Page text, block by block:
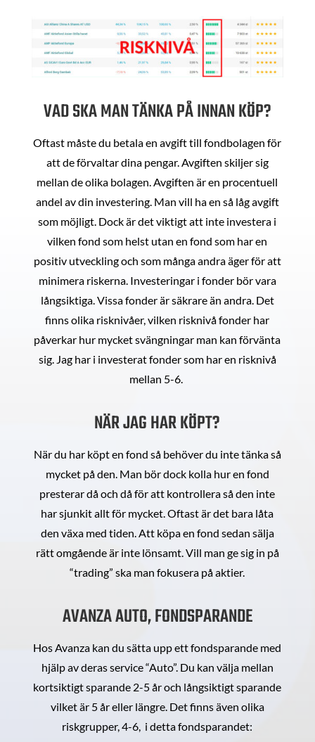
VAD SKA MAN TÄNKA PÅ INNAN KÖP?
Oftast måste du betala en avgift till fondbolagen för
att de förvaltar dina pengar. Avgiften skiljer sig
mellan de olika bolagen. Avgiften är en procentuell
andel av din investering. Man vill ha en så låg avgift
som möjligt. Dock är det viktigt att inte investera i
vilken fond som helst utan en fond som har en
positiv utveckling och som många andra äger för att
minimera riskerna. Investeringar i fonder bör vara
långsiktiga. Vissa fonder är säkrare än andra. Det
finns olika risknivåer, vilken risknivå fonder har
påverkar hur mycket svängningar man kan förvänta
sig. Jag har i investerat fonder som har en risknivå
mellan 5-6.
NÄR JAG HAR KÖPT?
När du har köpt en fond så behöver du inte tänka så
mycket på den. Man bör dock kolla hur en fond
presterar då och då för att kontrollera så den inte
har sjunkit allt för mycket. Oftast är det bara låta
den växa med tiden. Att köpa en fond sedan sälja
rätt omgående är inte lönsamt. Vill man ge sig in på
“trading” ska man fokusera på aktier.
AVANZA AUTO, FONDSPARANDE
Hos Avanza kan du sätta upp ett fondsparande med
hjälp av deras service “Auto”. Du kan välja mellan
kortsiktigt sparande 2-5 år och långsiktigt sparande
vilket är 5 år eller längre. Det finns även olika
riskgrupper, 4-6, i detta fondsparandet: